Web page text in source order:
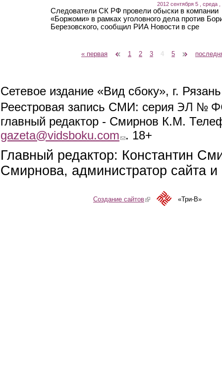
2012 сентября 5 , среда ,
Следователи СК РФ провели обыски в компании
«Боржоми» в рамках уголовного дела против
Березовского, сообщил РИА Новости в сре
« первая 1 2 3 4 5
Сетевое издание «Вид сбоку», г.
Реестровая запись СМИ: серия ЭЛ №
главный редактор - Смирнов К.М.
gazeta@vidsboku.com (link sends e-mail)
. 18+
Главный редактор: Константин
Смирнова, администратор сайта
Создание сайтов(link is external)«Три-В»